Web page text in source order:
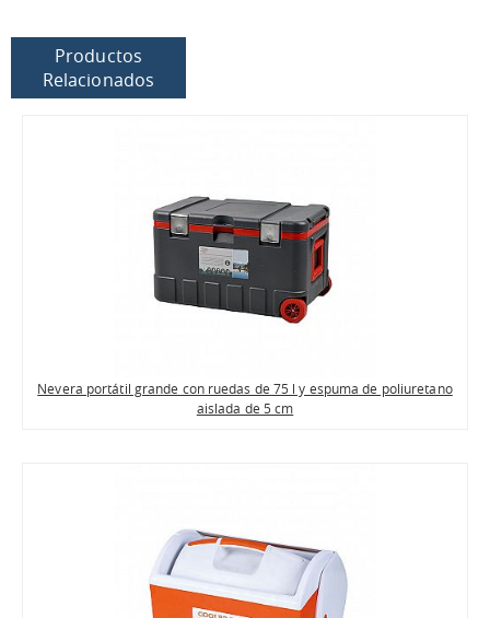
Productos
Relacionados
Nevera portátil grande con ruedas de 75 l y espuma de poliuretano
aislada de 5 cm